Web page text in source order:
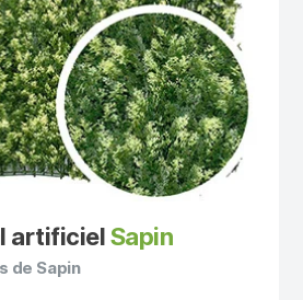
artificielSapin
de Sapin